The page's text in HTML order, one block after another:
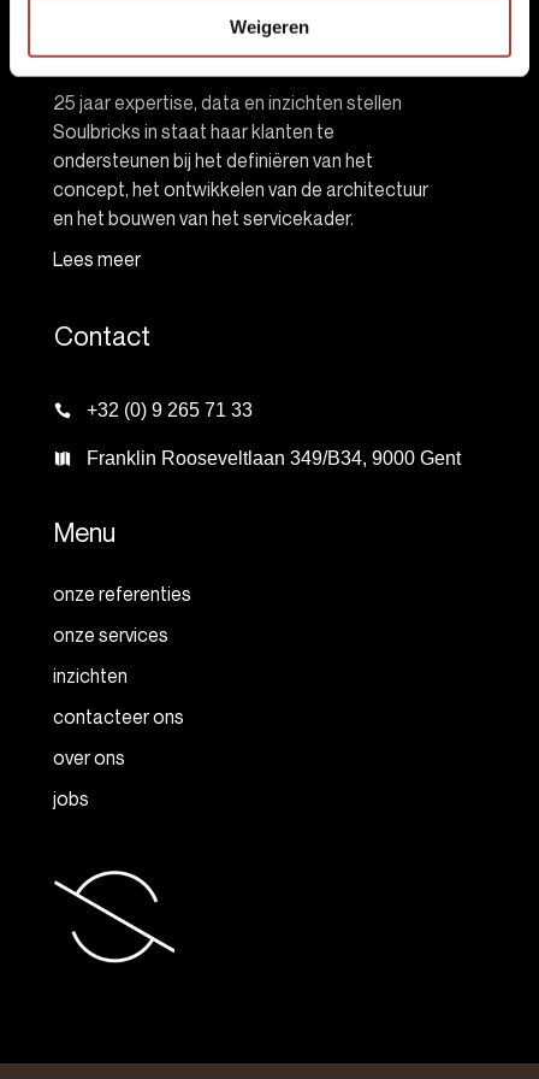
Weigeren
About Soulbricks
25 jaar expertise, data en inzichten stellen
Soulbricks in staat haar klanten te
ondersteunen bij het definiëren van het
concept, het ontwikkelen van de architectuur
en het bouwen van het servicekader.
Lees meer
Contact
+32 (0) 9 265 71 33
Franklin Rooseveltlaan 349/B34, 9000 Gent
Menu
onze referenties
onze services
inzichten
contacteer ons
over ons
jobs